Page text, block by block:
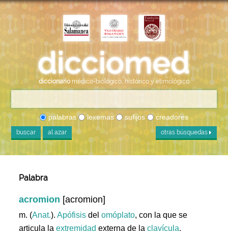
diccionario médico-biológico, histórico y etimológico
palabras lexemas sufijos creadores
buscar al azar otras búsquedas
Palabra
acromion [acromion]
m. (Anat.).Apófisis delomóplato, con la que se
articula laextremidad externa de laclavícula.